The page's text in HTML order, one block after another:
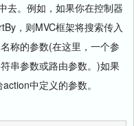
去。例如，如果你在控制器
，则MVC框架将搜索传入
称的参数(在这里，一个参
串参数或路由参数。)如果
中定义的参数。